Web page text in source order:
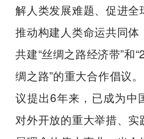
解人类发展难题、促进全
推动构建人类命运共同体
共建“丝绸之路经济带”和
绸之路”的重大合作倡议
议提出6年来，已成为中
对外开放的重大举措、实